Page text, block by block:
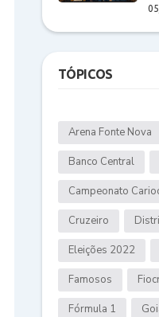
TÓPICOS
Arena Fonte Nova
Banco Central
Campeonato
Cruzeiro
Eleições 2022
Famosos
Fórmula 1